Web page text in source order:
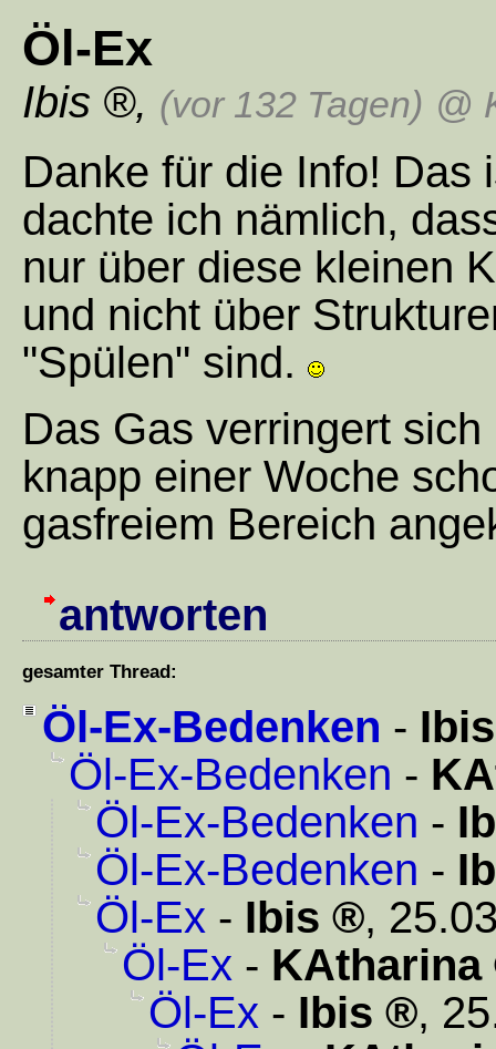
Öl-Ex
Ibis , (vor 132 Tagen) @
Danke für die Info! Das
dachte ich nämlich,
nur über diese kleinen
und nicht über
"Spülen" sind.
Das Gas verringert
knapp einer Woche
gasfreiem Bereich
antworten
gesamter Thread:
Öl-Ex-Bedenken - Ibis
Öl-Ex-Bedenken -
Öl-Ex-Bedenken -
Öl-Ex-Bedenken -
Öl-Ex - Ibis ,
Öl-Ex - KAtharina
Öl-Ex - Ibis ,